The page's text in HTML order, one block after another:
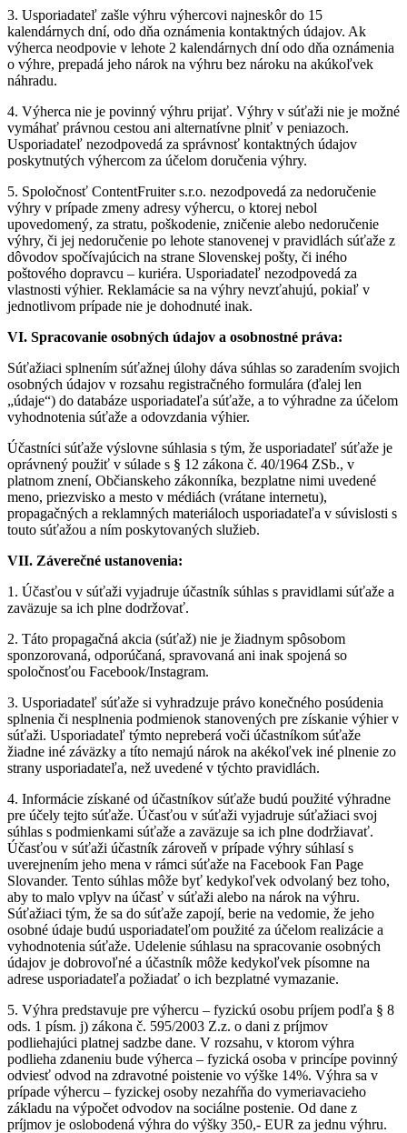
3. Usporiadateľ zašle výhru výhercovi najneskôr do 15
kalendárnych dní, odo dňa oznámenia kontaktných údajov. Ak
výherca neodpovie v lehote 2 kalendárnych dní odo dňa oznámenia
o výhre, prepadá jeho nárok na výhru bez nároku na akúkoľvek
náhradu.
4. Výherca nie je povinný výhru prijať. Výhry v súťaži nie je možné
vymáhať právnou cestou ani alternatívne plniť v peniazoch.
Usporiadateľ nezodpovedá za správnosť kontaktných údajov
poskytnutých výhercom za účelom doručenia výhry.
5. Spoločnosť ContentFruiter s.r.o. nezodpovedá za nedoručenie
výhry v prípade zmeny adresy výhercu, o ktorej nebol
upovedomený, za stratu, poškodenie, zničenie alebo nedoručenie
výhry, či jej nedoručenie po lehote stanovenej v pravidlách súťaže z
dôvodov spočívajúcich na strane Slovenskej pošty, či iného
poštového dopravcu – kuriéra. Usporiadateľ nezodpovedá za
vlastnosti výhier. Reklamácie sa na výhry nevzťahujú, pokiaľ v
jednotlivom prípade nie je dohodnuté inak.
VI. Spracovanie osobných údajov a osobnostné práva:
Súťažiaci splnením súťažnej úlohy dáva súhlas so zaradením svojich
osobných údajov v rozsahu registračného formulára (ďalej len
„údaje“) do databáze usporiadateľa súťaže, a to výhradne za účelom
vyhodnotenia súťaže a odovzdania výhier.
Účastníci súťaže výslovne súhlasia s tým, že usporiadateľ súťaže je
oprávnený použiť v súlade s § 12 zákona č. 40/1964 ZSb., v
platnom znení, Občianskeho zákonníka, bezplatne nimi uvedené
meno, priezvisko a mesto v médiách (vrátane internetu),
propagačných a reklamných materiáloch usporiadateľa v súvislosti s
touto súťažou a ním poskytovaných služieb.
VII. Záverečné ustanovenia:
1. Účasťou v súťaži vyjadruje účastník súhlas s pravidlami súťaže a
zaväzuje sa ich plne dodržovať.
2. Táto propagačná akcia (súťaž) nie je žiadnym spôsobom
sponzorovaná, odporúčaná, spravovaná ani inak spojená so
spoločnosťou Facebook/Instagram.
3. Usporiadateľ súťaže si vyhradzuje právo konečného posúdenia
splnenia či nesplnenia podmienok stanovených pre získanie výhier v
súťaži. Usporiadateľ týmto nepreberá voči účastníkom súťaže
žiadne iné záväzky a títo nemajú nárok na akékoľvek iné plnenie zo
strany usporiadateľa, než uvedené v týchto pravidlách.
4. Informácie získané od účastníkov súťaže budú použité výhradne
pre účely tejto súťaže. Účasťou v súťaži vyjadruje súťažiaci svoj
súhlas s podmienkami súťaže a zaväzuje sa ich plne dodržiavať.
Účasťou v súťaži účastník zároveň v prípade výhry súhlasí s
uverejnením jeho mena v rámci súťaže na Facebook Fan Page
Slovander. Tento súhlas môže byť kedykoľvek odvolaný bez toho,
aby to malo vplyv na účasť v súťaži alebo na nárok na výhru.
Súťažiaci tým, že sa do súťaže zapojí, berie na vedomie, že jeho
osobné údaje budú usporiadateľom použité za účelom realizácie a
vyhodnotenia súťaže. Udelenie súhlasu na spracovanie osobných
údajov je dobrovoľné a účastník môže kedykoľvek písomne na
adrese usporiadateľa požiadať o ich bezplatné vymazanie.
5. Výhra predstavuje pre výhercu – fyzickú osobu príjem podľa § 8
ods. 1 písm. j) zákona č. 595/2003 Z.z. o dani z príjmov
podliehajúci platnej sadzbe dane. V rozsahu, v ktorom výhra
podlieha zdaneniu bude výherca – fyzická osoba v princípe povinný
odviesť odvod na zdravotné poistenie vo výške 14%. Výhra sa v
prípade výhercu – fyzickej osoby nezahŕňa do vymeriavacieho
základu na výpočet odvodov na sociálne postenie. Od dane z
príjmov je oslobodená výhra do výšky 350,- EUR za jednu výhru.